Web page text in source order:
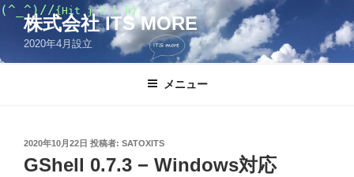
コ
ン
株式会社 ITS MORE
2020年4月設立
メニュー
投
稿
日:
2020年10月22日 投稿者: SATOXITS
GShell 0.7.3 − Windows対応
(^_^)//{Hit j k l h}